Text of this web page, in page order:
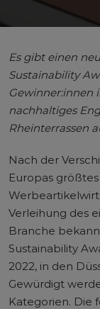
Es gibt einen
Sustainability
Gewinner:innen
nachhaltiges
Rheinterrassen
Nach der
Europas
Verleihung des
Branche
Sustainability
2022, in den
Gewürdigt
Kategorien. Die